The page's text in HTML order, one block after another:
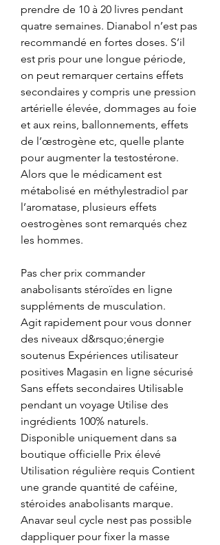
prendre de 10 à 20 livres pendant
quatre semaines. Dianabol n’est pas
recommandé en fortes doses. S’il
est pris pour une longue période,
on peut remarquer certains effets
secondaires y compris une pression
artérielle élevée, dommages au foie
et aux reins, ballonnements, effets
de l’œstrogène etc, quelle plante
pour augmenter la testostérone.
Alors que le médicament est
métabolisé en méthylestradiol par
l’aromatase, plusieurs effets
oestrogènes sont remarqués chez
les hommes.
Pas cher prix commander
anabolisants stéroïdes en ligne
suppléments de musculation.
Agit rapidement pour vous donner
des niveaux d&rsquo;énergie
soutenus Expériences utilisateur
positives Magasin en ligne sécurisé
Sans effets secondaires Utilisable
pendant un voyage Utilise des
ingrédients 100% naturels.
Disponible uniquement dans sa
boutique officielle Prix élevé
Utilisation régulière requis Contient
une grande quantité de caféine,
stéroides anabolisants marque.
Anavar seul cycle nest pas possible
dappliquer pour fixer la masse